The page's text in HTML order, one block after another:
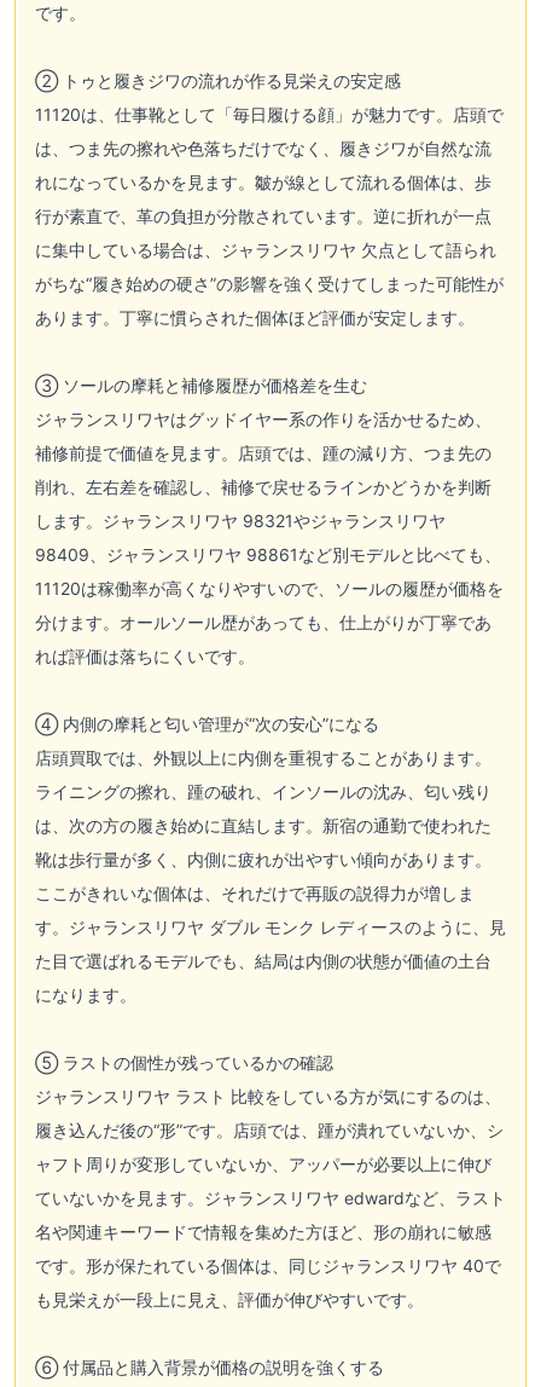
です。
② トゥと履きジワの流れが作る見栄えの安定感
11120は、仕事靴として「毎日履ける顔」が魅力です。店頭で
は、つま先の擦れや色落ちだけでなく、履きジワが自然な流
れになっているかを見ます。皺が線として流れる個体は、歩
行が素直で、革の負担が分散されています。逆に折れが一点
に集中している場合は、ジャランスリワヤ 欠点として語られ
がちな“履き始めの硬さ”の影響を強く受けてしまった可能性が
あります。丁寧に慣らされた個体ほど評価が安定します。
③ ソールの摩耗と補修履歴が価格差を生む
ジャランスリワヤはグッドイヤー系の作りを活かせるため、
補修前提で価値を見ます。店頭では、踵の減り方、つま先の
削れ、左右差を確認し、補修で戻せるラインかどうかを判断
します。ジャランスリワヤ 98321やジャランスリワヤ
98409、ジャランスリワヤ 98861など別モデルと比べても、
11120は稼働率が高くなりやすいので、ソールの履歴が価格を
分けます。オールソール歴があっても、仕上がりが丁寧であ
れば評価は落ちにくいです。
④ 内側の摩耗と匂い管理が“次の安心”になる
店頭買取では、外観以上に内側を重視することがあります。
ライニングの擦れ、踵の破れ、インソールの沈み、匂い残り
は、次の方の履き始めに直結します。新宿の通勤で使われた
靴は歩行量が多く、内側に疲れが出やすい傾向があります。
ここがきれいな個体は、それだけで再販の説得力が増しま
す。ジャランスリワヤ ダブル モンク レディースのように、見
た目で選ばれるモデルでも、結局は内側の状態が価値の土台
になります。
⑤ ラストの個性が残っているかの確認
ジャランスリワヤ ラスト 比較をしている方が気にするのは、
履き込んだ後の“形”です。店頭では、踵が潰れていないか、シ
ャフト周りが変形していないか、アッパーが必要以上に伸び
ていないかを見ます。ジャランスリワヤ edwardなど、ラスト
名や関連キーワードで情報を集めた方ほど、形の崩れに敏感
です。形が保たれている個体は、同じジャランスリワヤ 40で
も見栄えが一段上に見え、評価が伸びやすいです。
⑥ 付属品と購入背景が価格の説明を強くする